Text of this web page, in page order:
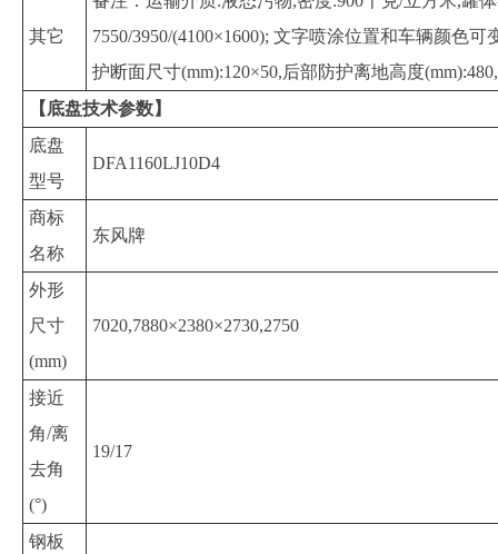
其它
7550/3950/(4100×1600); 文字喷涂位置和车辆颜色
护断面尺寸(mm):120×50,后部防护离地高度
【底盘技术参数】
底盘
型号
DFA1160LJ10D4
商标
名称
东风牌
外形
尺寸
(mm)
7020,7880×2380×2730,2750
接近
角/离
去角
(°)
19/17
钢板